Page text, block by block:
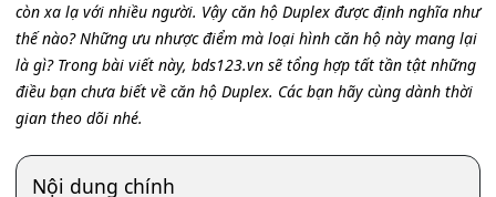
còn xa lạ với nhiều người. Vậy căn hộ Duplex được định nghĩa như
thế nào? Những ưu nhược điểm mà loại hình căn hộ này mang lại
là gì? Trong bài viết này, bds123.vn sẽ tổng hợp tất tần tật những
điều bạn chưa biết về căn hộ Duplex. Các bạn hãy cùng dành thời
gian theo dõi nhé.
Nội dung chính